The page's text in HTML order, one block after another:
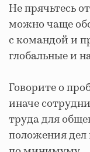
Не прячьтесь
можно чаще
с командой и
глобальные и
Говорите о
иначе
труда для
положения дел